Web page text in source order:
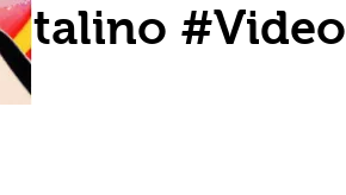
#Video